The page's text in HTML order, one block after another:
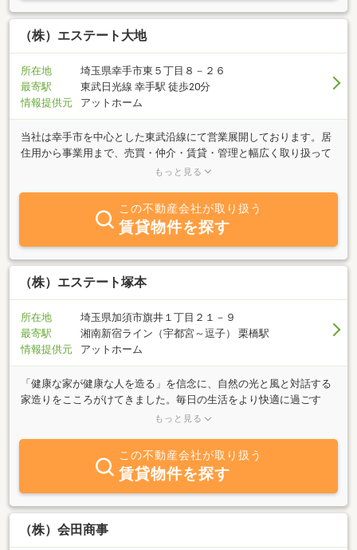
（株）エステート大地
所在地
埼玉県幸手市東５丁目８－２６
最寄駅
東武日光線 幸手駅 徒歩20分
情報提供元
アットホーム
当社は幸手市を中心とした東武沿線にて営業展開しております。居
住用から事業用まで、売買・仲介・賃貸・管理と幅広く取り扱って
おります。また注文住宅の建築も行っておりますのでマイホームの
もっと見る
この不動産会社が取り扱う
賃貸物件を探す
（株）エステート塚本
所在地
埼玉県加須市旗井１丁目２１－９
最寄駅
湘南新宿ライン（宇都宮～逗子） 栗橋駅
情報提供元
アットホーム
「健康な家が健康な人を造る」を信念に、自然の光と風と対話する
家造りをこころがけてきました。毎日の生活をより快適に過ごす
「健康体温・ヘルシー36℃」のロゴマークは私たちの願いです。次
して私たちは地域に根ざし、人と人とのつながりを大切にする工務
店です。住まいの安全を考えた骨太の躯体、心も身体もリラックス
できる癒し空間の創出、地域の気候・風土に最適な住まいを提案し
続けることが私たちの使命です。
もっと見る
この不動産会社が取り扱う
賃貸物件を探す
（株）会田商事